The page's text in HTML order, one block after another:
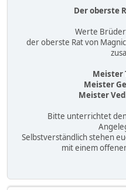
Der oberste
Werte
der oberste Rat von
Meister
Meister
Meister
Bitte unterrichtet
Selbstverständlich stehen
mit einem